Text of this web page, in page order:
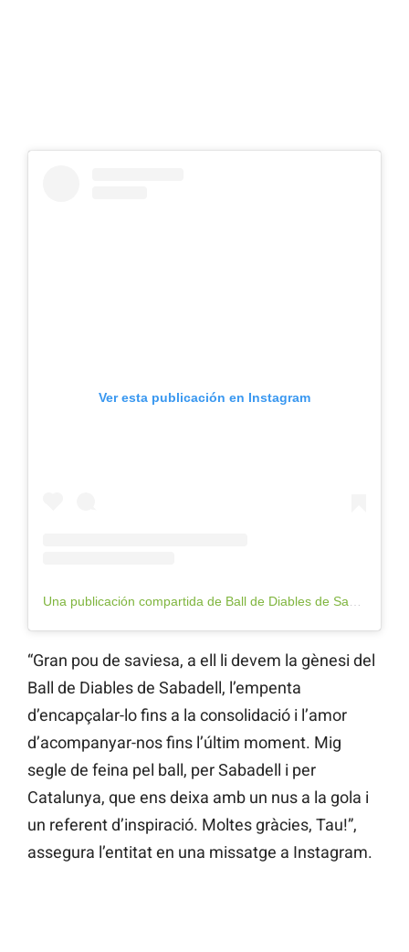
Ver esta publicación en Instagram
“Gran pou de saviesa, a ell li devem la gènesi del
Ball de Diables de Sabadell, l’empenta
d’encapçalar-lo fins a la consolidació i l’amor
d’acompanyar-nos fins l’últim moment. Mig
segle de feina pel ball, per Sabadell i per
Catalunya, que ens deixa amb un nus a la gola i
un referent d’inspiració. Moltes gràcies, Tau!”,
assegura l’entitat en una missatge a Instagram.